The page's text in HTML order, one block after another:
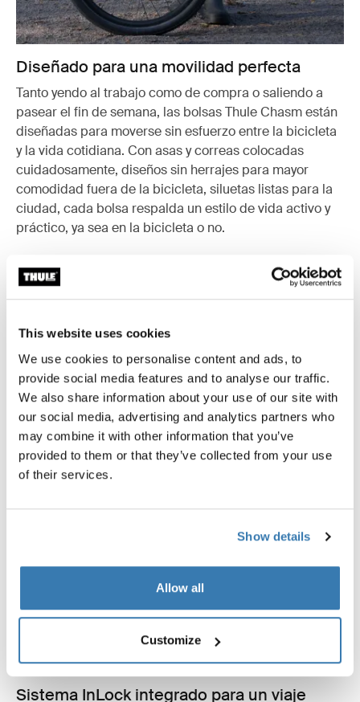
This website uses cookies
We use cookies to personalise content and ads, to
provide social media features and to analyse our traffic.
We also share information about your use of our site with
our social media, advertising and analytics partners who
may combine it with other information that you’ve
provided to them or that they’ve collected from your use
of their services.
Show details
Allow all
Customize
Diseñado para una movilidad perfecta
Tanto yendo al trabajo como de compra o saliendo a
pasear el fin de semana, las bolsas Thule Chasm están
diseñadas para moverse sin esfuerzo entre la bicicleta
y la vida cotidiana. Con asas y correas colocadas
cuidadosamente, diseños sin herrajes para mayor
comodidad fuera de la bicicleta, siluetas listas para la
ciudad, cada bolsa respalda un estilo de vida activo y
práctico, ya sea en la bicicleta o no.
Sistema InLock integrado para un viaje